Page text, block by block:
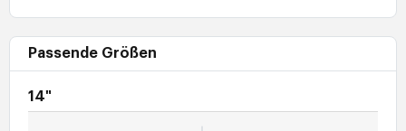
Passende Größen
14"